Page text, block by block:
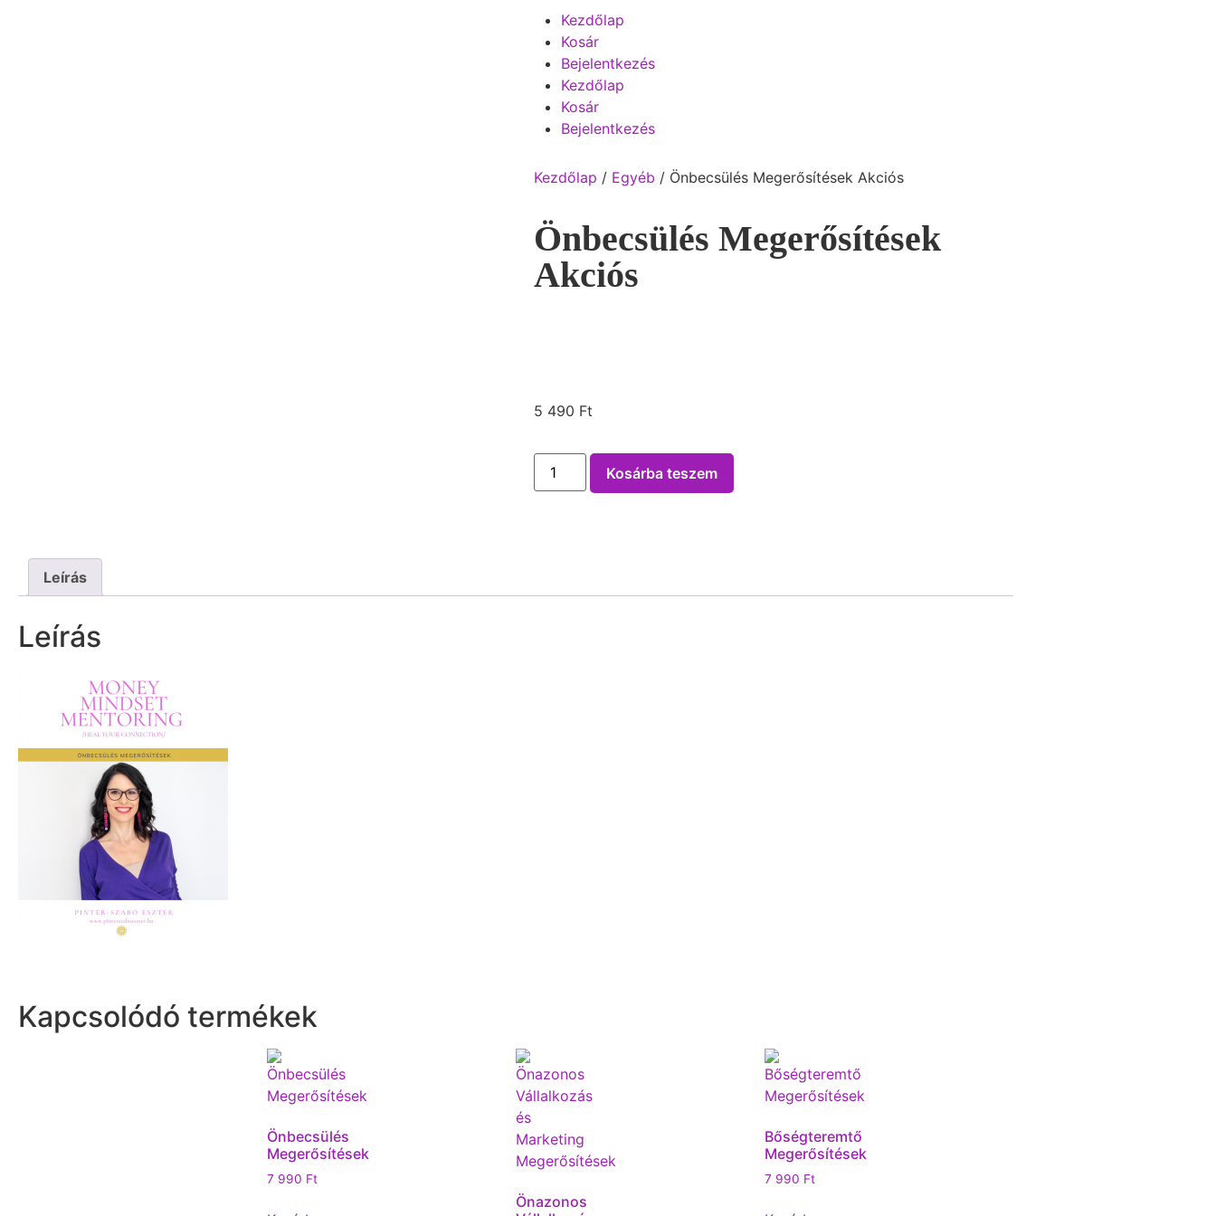
Kezdőlap
Kosár
Bejelentkezés
Kezdőlap
Kosár
Bejelentkezés
Kezdőlap / Egyéb / Önbecsülés Megerősítések Akciós
Önbecsülés Megerősítések
Akciós
5 490 Ft
Kosárba teszem
Leírás
Leírás
Kapcsolódó termékek
Önbecsülés
Megerősítések
7 990 Ft
Önazonos
Bőségteremtő
Megerősítések
7 990 Ft